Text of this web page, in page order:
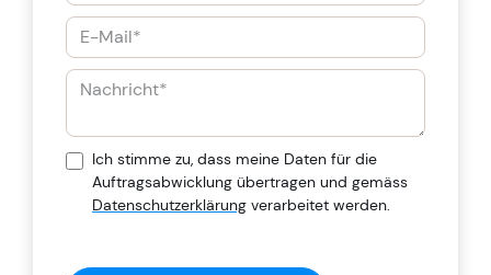
Ich stimme zu, dass meine Daten für die
Auftragsabwicklung übertragen und gemäss
Datenschutzerklärung verarbeitet werden.